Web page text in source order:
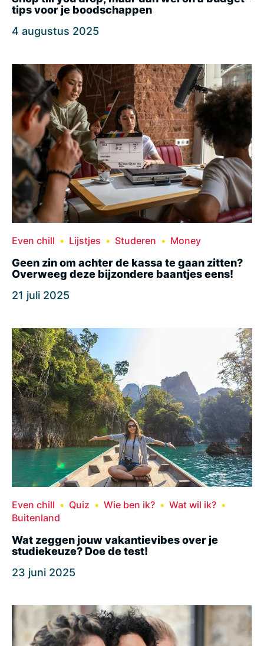
tips voor je boodschappen
4 augustus 2025
Even chill Lijstjes Studeren Money
Geen zin om achter de kassa te gaan zitten?
Overweeg deze bijzondere baantjes eens!
21 juli 2025
Even chill Quiz Wie ben ik?
Wat wil ik?
Buitenland
Wat zeggen jouw vakantievibes over je
studiekeuze? Doe de test!
23 juni 2025